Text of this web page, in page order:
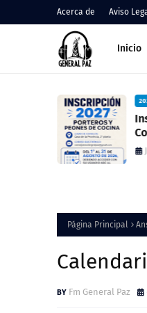
Acerca de Aviso
Inicio
Página Principal
Fm General Paz